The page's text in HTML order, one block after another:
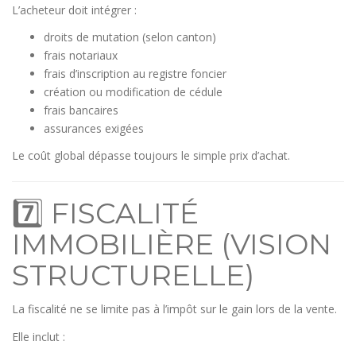
L’acheteur doit intégrer :
droits de mutation (selon canton)
frais notariaux
frais d’inscription au registre foncier
création ou modification de cédule
frais bancaires
assurances exigées
Le coût global dépasse toujours le simple prix d’achat.
7️⃣ FISCALITÉ
IMMOBILIÈRE (VISION
STRUCTURELLE)
La fiscalité ne se limite pas à l’impôt sur le gain lors de la vente.
Elle inclut :